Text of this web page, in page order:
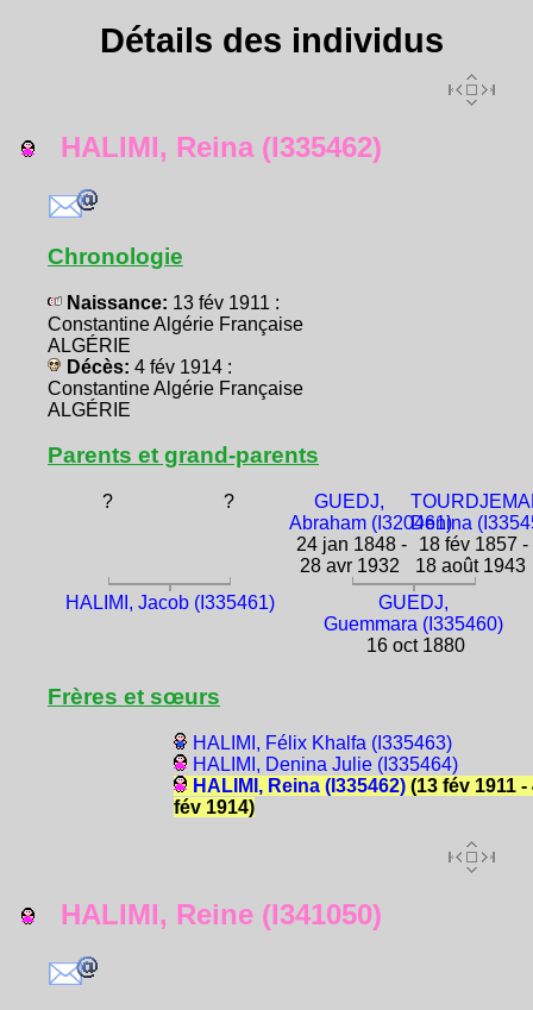
Détails des individus
HALIMI, Reina (I335462)
Chronologie
Naissance: 13 fév 1911 :
Constantine Algérie Française
ALGÉRIE
Décès: 4 fév 1914 :
Constantine Algérie Française
ALGÉRIE
Parents et grand-parents
? ?
GUEDJ,
Abraham (I320461)
24 jan 1848 -
28 avr 1932
Denina
18 fév 1857 -
18 août 1943
HALIMI, Jacob (I335461)
GUEDJ,
Guemmara (I335460)
16 oct 1880
Frères et sœurs
HALIMI, Félix Khalfa (I335463)
HALIMI, Denina Julie (I335464)
HALIMI, Reina (I335462)(13 fév 1911 -
fév 1914)
HALIMI, Reine (I341050)